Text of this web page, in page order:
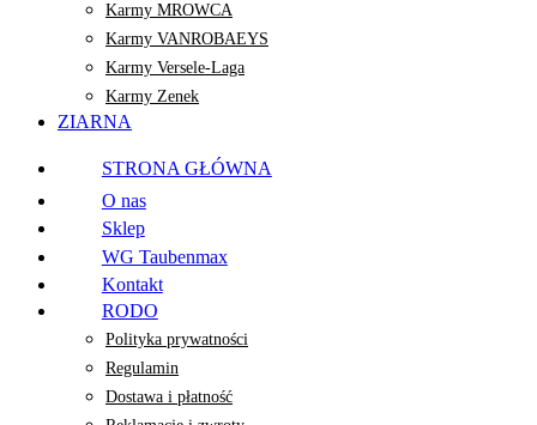
Karmy MROWCA
Karmy VANROBAEYS
Karmy Versele-Laga
Karmy Zenek
ZIARNA
STRONA GŁÓWNA
O nas
Sklep
WG Taubenmax
Kontakt
RODO
Polityka prywatności
Regulamin
Dostawa i płatność